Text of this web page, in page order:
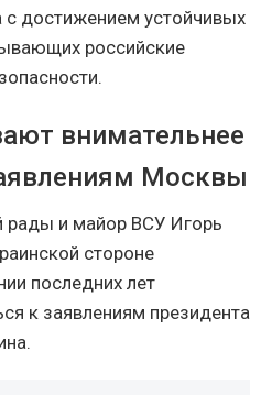
достижением устойчивых
российские
внимательнее
Москвы
рады и майор ВСУ Игорь
стороне
последних лет
к заявлениям президента